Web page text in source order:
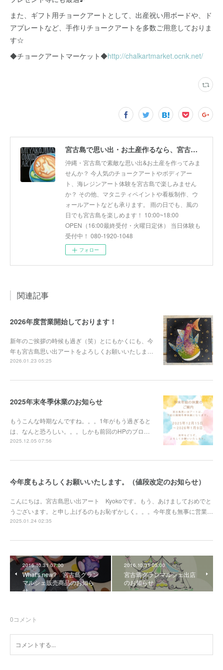
また、ギフト用チョークアートとして、出産祝い用ボードや、ド
アプレートなど、手作りチョークアートを多数ご用意しておりま
す☆
◆チョークアートマーケット◆http://chalkartmarket.ocnk.net/
宮古島で思い出・お土産作るなら、宮古島思い出アート。人気のボディアートやチョークアート、海レジンアート体験が楽しめます！
沖縄・宮古島で素敵な思い出&お土産を作ってみま
せんか？ 今人気のチョークアートやボディアー
ト、海レジンアート体験を宮古島で楽しみません
か？ その他、マタニティペイントや看板制作、ウ
ォールアートなども承ります。 雨の日でも、風の
日でも宮古島を楽しめます！ 10:00~18:00
OPEN（16:00最終受付・火曜日定休） 当日体験も
受付中！ 080-1920-1048
フォロー
関連記事
2026年度営業開始しております！
新年のご挨拶の時候も過ぎ（笑）とにもかくにも、今
年も宮古島思い出アートをよろしくお願いいたしま…
2026.01.23 05:25
2025年末冬季休業のお知らせ
もうこんな時期なんですね。。。1年がもう過ぎると
は、なんと恐ろしい。。。しかも前回のHPのブロ…
2025.12.05 07:56
今年度もよろしくお願いいたします。（値段改定のお知らせ）
こんにちは。宮古島思い出アート Kyokoです。もう、あけましておめでと
うございます。と申し上げるのもお恥ずかしく。。。今年度も無事に営業…
2025.01.24 02:35
2016.10.31 07:00
What's new? 宮古島グラン
マルシェ販売商品のお知ら
せ
2016.10.31 05:00
宮古島グランマルシェ出店
のお知らせ
0コメント